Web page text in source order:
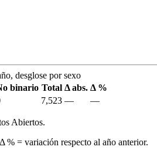
desglose por sexo
binario Total Δ abs. Δ %
7,523 — —
Abiertos.
% = variación respecto al año anterior.